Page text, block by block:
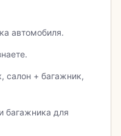
автомобиля.
салон + багажник,
багажника для